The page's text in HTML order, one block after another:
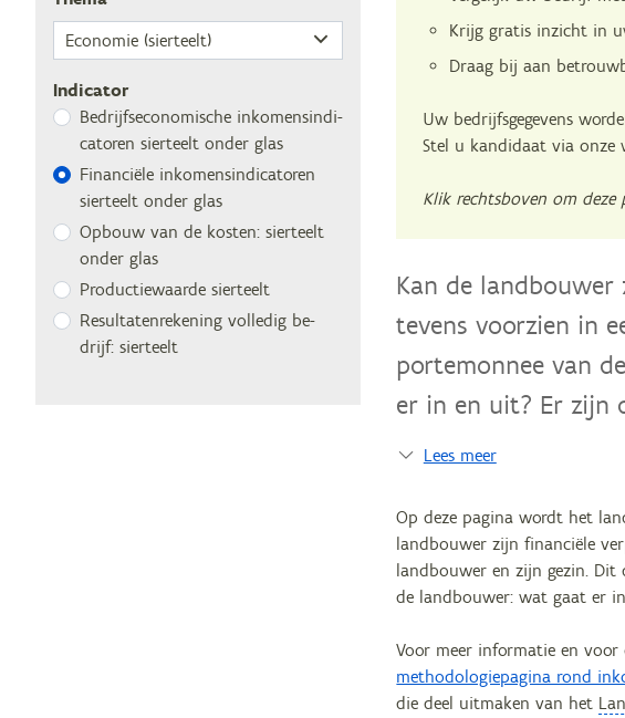
Krijg gratis inzicht in
Draag bij aan
Uw bedrijfsgegevens
Stel u kandidaat via onze
Klik rechtsboven om
Kan de
tevens voorzien in
portemonnee van
er in en uit? Er zijn
Lees meer
Op deze pagina wordt het
landbouwer zijn financiële
landbouwer en zijn gezin. Dit
de landbouwer: wat gaat er
Voor meer informatie en
methodologiepagina rond
die deel uitmaken van het
Indicator
Be­drijfs­eco­no­mi­sche in­ko­mens­in­di­
ca­to­ren sier­teelt on­der glas
Fi­nan­ci­ë­le in­ko­mens­in­di­ca­to­ren
sier­teelt on­der glas
Op­bouw van de kos­ten: sier­teelt
on­der glas
Pro­duc­tie­waar­de sierteelt
Re­sul­ta­ten­re­ke­ning vol­le­dig be­
drijf: sierteelt